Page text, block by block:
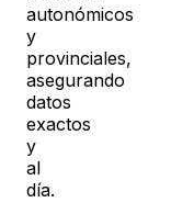
autonómicos
y
provinciales,
asegurando
datos
exactos
y
al
día.